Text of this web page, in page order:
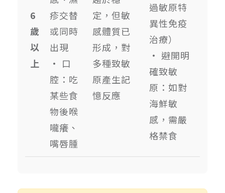
6
歲
以
上
疹交替
或同時
出現
• 口
腔：吃
某些食
物後喉
嚨癢、
嘴唇腫
定，但敏
感體質已
形成，對
多種致敏
原產生記
憶反應
過敏原特
異性免疫
治療）
• 避開明
確致敏
原：如對
海鮮敏
感，需嚴
格禁食